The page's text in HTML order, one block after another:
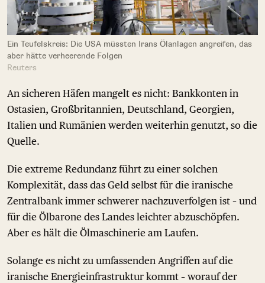
Ein Teufelskreis: Die USA müssten Irans Ölanlagen angreifen, das
aber hätte verheerende Folgen
Reuters
An sicheren Häfen mangelt es nicht: Bankkonten in
Ostasien, Großbritannien, Deutschland, Georgien,
Italien und Rumänien werden weiterhin genutzt, so die
Quelle.
Die extreme Redundanz führt zu einer solchen
Komplexität, dass das Geld selbst für die iranische
Zentralbank immer schwerer nachzuverfolgen ist – und
für die Ölbarone des Landes leichter abzuschöpfen.
Aber es hält die Ölmaschinerie am Laufen.
Solange es nicht zu umfassenden Angriffen auf die
iranische Energieinfrastruktur kommt – worauf der